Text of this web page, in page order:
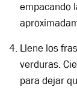
empacando
Llene los
verduras.
para dejar